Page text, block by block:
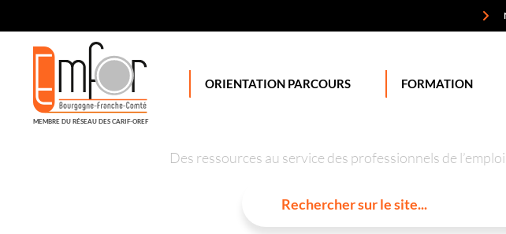
MEMBRE DU RÉSEAU DES CARIF-OREF
ORIENTATION PARCOURS FORMATION
Des ressources au service des professionnels de